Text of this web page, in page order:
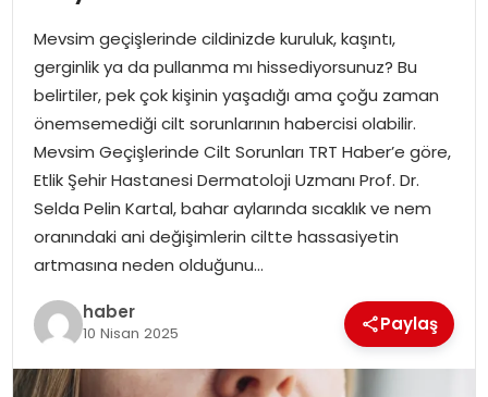
İDEAL SPOR
YAŞAM
MAGAZIN
SAĞLIK
SOSYAL HABER
Mevsim geçişlerinde cildinizde kuruluk, kaşıntı,
gerginlik ya da pullanma mı hissediyorsunuz? Bu
belirtiler, pek çok kişinin yaşadığı ama çoğu zaman
önemsemediği cilt sorunlarının habercisi olabilir.
Mevsim Geçişlerinde Cilt Sorunları TRT Haber’e göre,
Etlik Şehir Hastanesi Dermatoloji Uzmanı Prof. Dr.
Selda Pelin Kartal, bahar aylarında sıcaklık ve nem
oranındaki ani değişimlerin ciltte hassasiyetin
artmasına neden olduğunu…
haber
10 Nisan 2025 Paylaş